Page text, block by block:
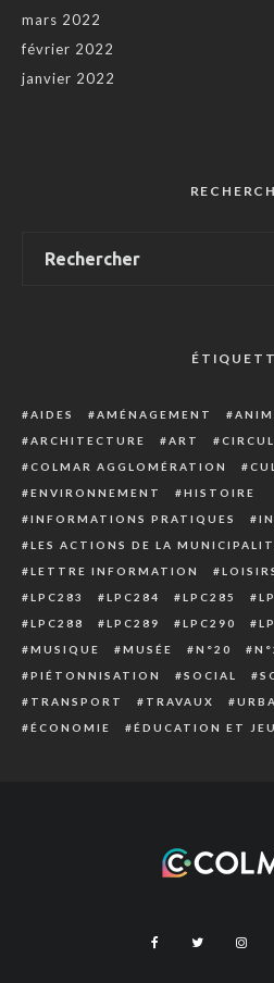
mars 2022
février 2022
janvier 2022
AIDES AMÉNAGEMENT
ARCHITECTURE
ART
COLMAR AGGLOMÉRATION
ENVIRONNEMENT
HISTOIRE
INFORMATIONS PRATIQUES
LES ACTIONS DE LA
LETTRE INFORMATION
LPC283
LPC284 LPC285
LPC288
LPC289 LPC290
MUSIQUE
MUSÉE N°20
PIÉTONNISATION
SOCIAL
TRANSPORT
TRAVAUX
ÉCONOMIE
ÉDUCATION ET